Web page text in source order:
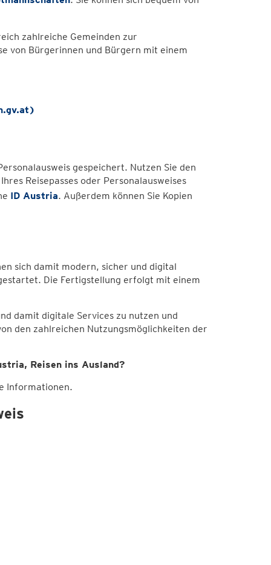
zahlreiche Gemeinden zur
von Bürgerinnen und Bürgern mit einem
gespeichert. Nutzen Sie den
Reisepasses oder Personalausweises
ID Austria. Außerdem können Sie Kopien
sich damit modern, sicher und digital
Die Fertigstellung erfolgt mit einem
damit digitale Services zu nutzen und
den zahlreichen Nutzungsmöglichkeiten der
Reisen ins Ausland?
Informationen.